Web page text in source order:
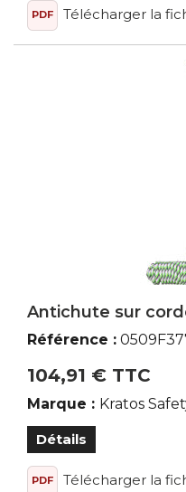
PDF Télécharger la
Antichute sur
Référence :
104,91 € TTC
Marque : Kratos
Détails
PDF Télécharger la